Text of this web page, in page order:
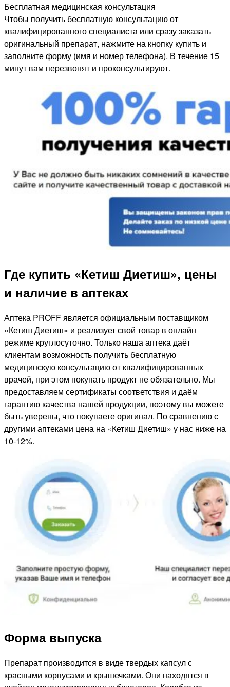
Бесплатная медицинская консультация
Чтобы получить бесплатную консультацию от
квалифицированного специалиста или сразу заказать
оригинальный препарат, нажмите на кнопку купить и
заполните форму (имя и номер телефона). В течение 15
минут вам перезвонят и проконсультируют.
Где купить «Кетиш Диетиш», цены
и наличие в аптеках
Аптека PROFF является официальным поставщиком
«Кетиш Диетиш» и реализует свой товар в онлайн
режиме круглосуточно. Только наша аптека даёт
клиентам возможность получить бесплатную
медицинскую консультацию от квалифицированных
врачей, при этом покупать продукт не обязательно. Мы
предоставляем сертификаты соответствия и даём
гарантию качества нашей продукции, поэтому вы можете
быть уверены, что покупаете оригинал. По сравнению с
другими аптеками цена на «Кетиш Диетиш» у нас ниже на
10-12%.
Форма выпуска
Препарат производится в виде твердых капсул с
красными корпусами и крышечками. Они находятся в